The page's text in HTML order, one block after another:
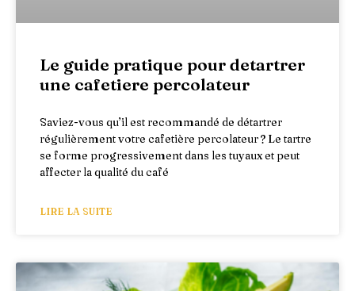
Le guide pratique pour detartrer
une cafetiere percolateur
Saviez-vous qu’il est recommandé de détartrer
régulièrement votre cafetière percolateur ? Le tartre
se forme progressivement dans les tuyaux et peut
affecter la qualité du café
LIRE LA SUITE